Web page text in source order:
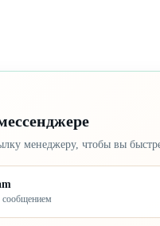
менеджеру, чтобы вы